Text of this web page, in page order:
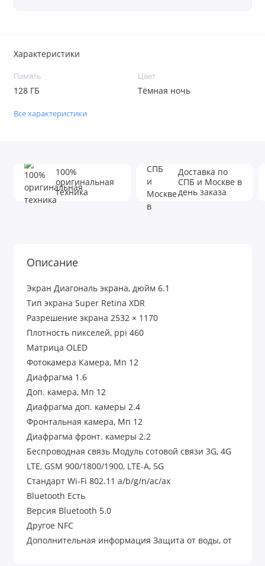
Характеристики
Память
128 ГБ
Цвет
Тёмная ночь
Все характеристики
100%
оригинальная
техника
Доставка по
СПБ и Москве в
день заказа
Описание
Экран Диагональ экрана, дюйм 6.1
Тип экрана Super Retina XDR
Разрешение экрана 2532 × 1170
Плотность пикселей, ppi 460
Матрица OLED
Фотокамера Камера, Мп 12
Диафрагма 1.6
Доп. камера, Мп 12
Диафрагма доп. камеры 2.4
Фронтальная камера, Мп 12
Диафрагма фронт. камеры 2.2
Беспроводная связь Модуль сотовой связи 3G, 4G
LTE, GSM 900/1800/1900, LTE-A, 5G
Стандарт Wi-Fi 802.11 a/b/g/n/ac/ax
Bluetooth Есть
Версия Bluetooth 5.0
Другое NFC
Дополнительная информация Защита от воды, от